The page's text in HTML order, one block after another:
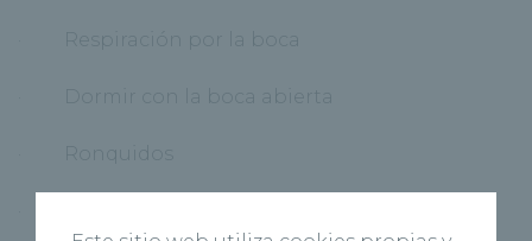
· Respiración por la boca
· Dormir con la boca abierta
· Ronquidos